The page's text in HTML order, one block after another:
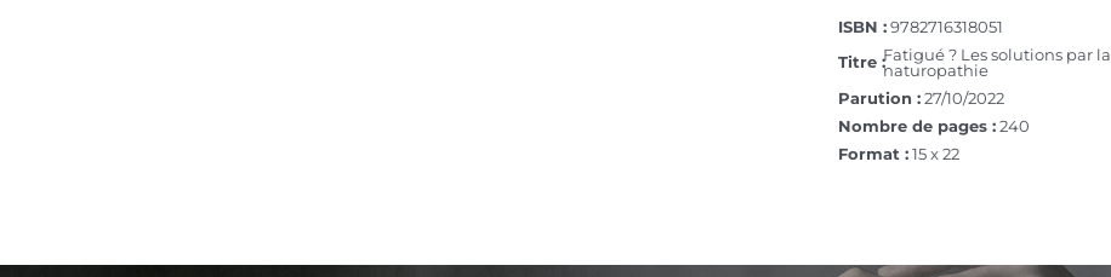
ISBN :9782716318051
Titre :Fatigué ? Les solutions par la
naturopathie
Parution :27/10/2022
Nombre de pages :240
Format :15 x 22